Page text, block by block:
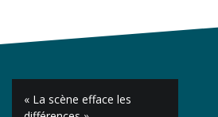
Navigation
« La scène efface les